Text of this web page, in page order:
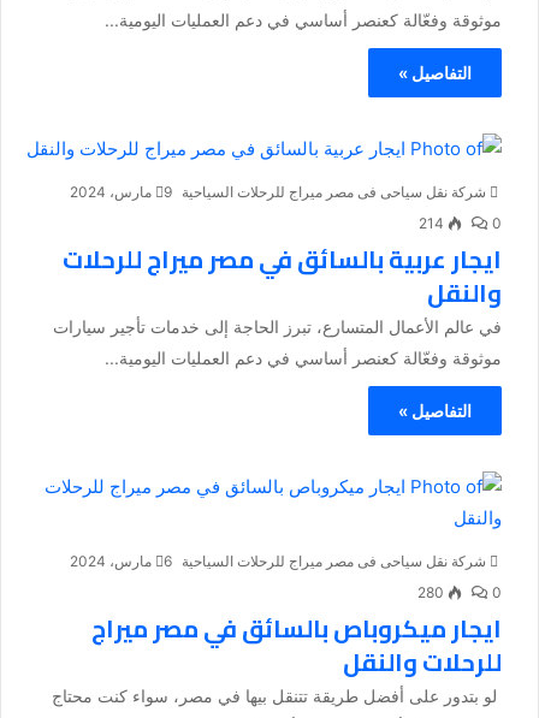
موثوقة وفعّالة كعنصر أساسي في دعم العمليات اليومية...
التفاصيل »
شركة نقل سياحى فى مصر ميراج للرحلات السياحية 9 مارس، 2024
0
214
ايجار عربية بالسائق في مصر ميراج للرحلات
والنقل
في عالم الأعمال المتسارع، تبرز الحاجة إلى خدمات تأجير سيارات
موثوقة وفعّالة كعنصر أساسي في دعم العمليات اليومية...
التفاصيل »
شركة نقل سياحى فى مصر ميراج للرحلات السياحية 6 مارس، 2024
0
280
ايجار ميكروباص بالسائق في مصر ميراج
للرحلات والنقل
لو بتدور على أفضل طريقة تتنقل بيها في مصر، سواء كنت محتاج